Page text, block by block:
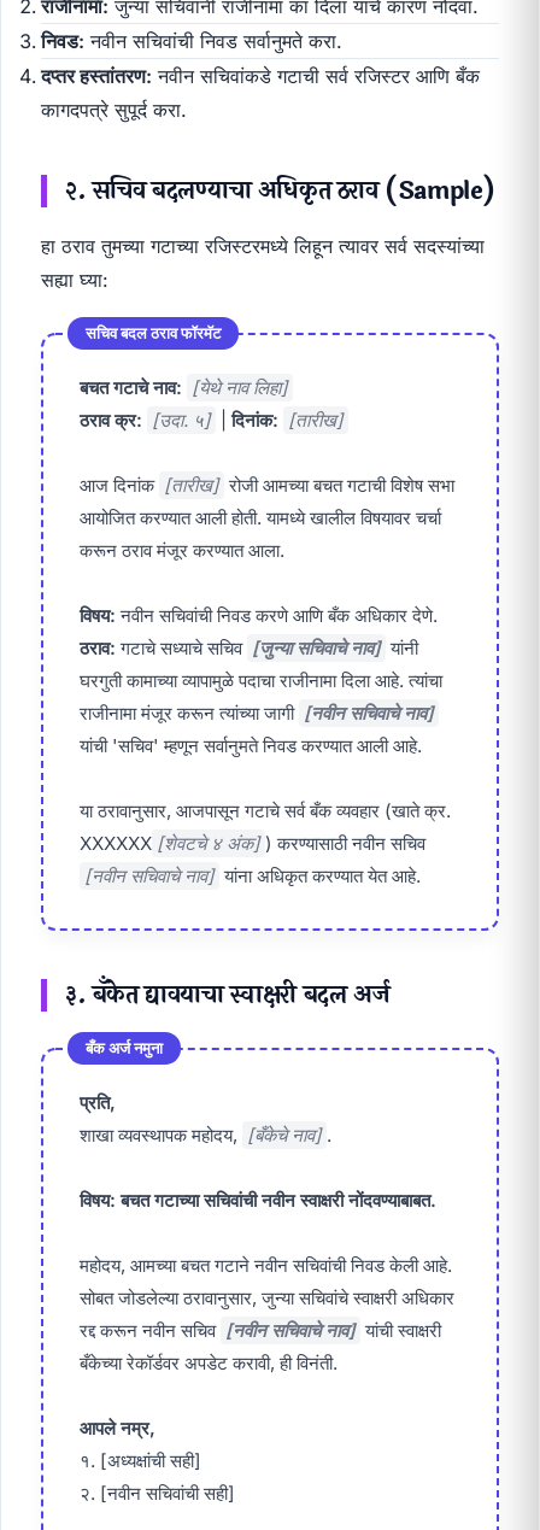
राजीनामा: जुन्या सचिवांनी राजीनामा का दिला याचे कारण नोंदवा.
निवड: नवीन सचिवांची निवड सर्वानुमते करा.
दप्तर हस्तांतरण: नवीन सचिवांकडे गटाची सर्व रजिस्टर आणि बँक
कागदपत्रे सुपूर्द करा.
२. सचिव बदलण्याचा अधिकृत ठराव (Sample)
हा ठराव तुमच्या गटाच्या रजिस्टरमध्ये लिहून त्यावर सर्व सदस्यांच्या
सह्या घ्या:
सचिव बदल ठराव फॉरमॅट
बचत गटाचे नाव: [येथे नाव लिहा]
ठराव क्र: [उदा. ५] |दिनांक: [तारीख]
आज दिनांक [तारीख] रोजी आमच्या बचत गटाची विशेष सभा
आयोजित करण्यात आली होती. यामध्ये खालील विषयावर चर्चा
करून ठराव मंजूर करण्यात आला.
विषय: नवीन सचिवांची निवड करणे आणि बँक अधिकार देणे.
ठराव: गटाचे सध्याचे सचिव [जुन्या सचिवाचे नाव] यांनी
घरगुती कामाच्या व्यापामुळे पदाचा राजीनामा दिला आहे. त्यांचा
राजीनामा मंजूर करून त्यांच्या जागी [नवीन सचिवाचे नाव]
यांची 'सचिव' म्हणून सर्वानुमते निवड करण्यात आली आहे.
या ठरावानुसार, आजपासून गटाचे सर्व बँक व्यवहार (खाते क्र.
XXXXXX [शेवटचे ४ अंक] ) करण्यासाठी नवीन सचिव
[नवीन सचिवाचे नाव] यांना अधिकृत करण्यात येत आहे.
३. बँकेत द्यावयाचा स्वाक्षरी बदल अर्ज
बँक अर्ज नमुना
प्रति,
शाखा व्यवस्थापक महोदय, [बँकेचे नाव] .
विषय: बचत गटाच्या सचिवांची नवीन स्वाक्षरी नोंदवण्याबाबत.
महोदय, आमच्या बचत गटाने नवीन सचिवांची निवड केली आहे.
सोबत जोडलेल्या ठरावानुसार, जुन्या सचिवांचे स्वाक्षरी अधिकार
रद्द करून नवीन सचिव [नवीन सचिवाचे नाव] यांची स्वाक्षरी
बँकेच्या रेकॉर्डवर अपडेट करावी, ही विनंती.
आपले नम्र,
१. [अध्यक्षांची सही]
२. [नवीन सचिवांची सही]